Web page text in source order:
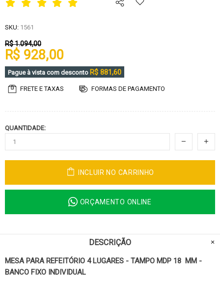
SKU: 1561
R$ 1.094,00
R$ 928,00
Pague à vista com desconto R$ 881,60
FRETE E TAXAS FORMAS DE PAGAMENTO
QUANTIDADE:
INCLUIR NO CARRINHO
ORÇAMENTO ONLINE
DESCRIÇÃO
MESA PARA REFEITÓRIO 4 LUGARES - TAMPO MDP 18 MM -
BANCO FIXO INDIVIDUAL